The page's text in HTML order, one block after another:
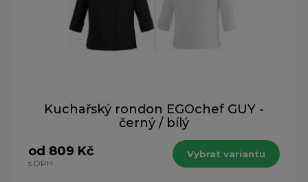
Kuchařský rondon EGOchef GUY -
černý / bílý
od 809 Kč
s DPH
Vybrat variantu